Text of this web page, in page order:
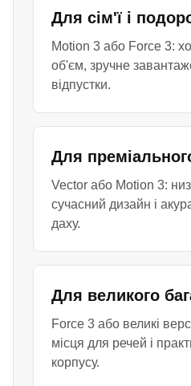
Для сім'ї і
Motion 3 або Force 3:
об'єм, зручне
відпустки.
Для
Vector або Motion 3:
сучасний дизайн і
даху.
Для великого
Force 3 або великі
місця для речей і
корпусу.